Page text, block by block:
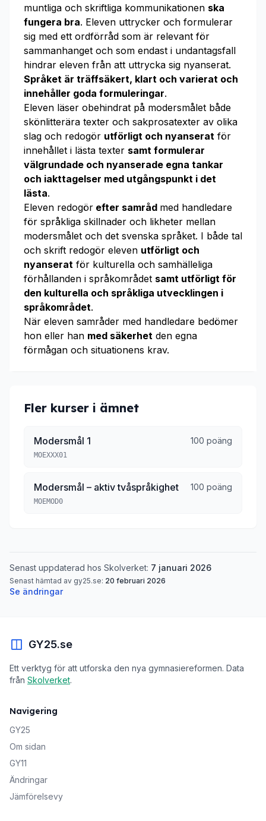
muntliga och skriftliga kommunikationen ska
fungera bra. Eleven uttrycker och formulerar
sig med ett ordförråd som är relevant för
sammanhanget och som endast i undantagsfall
hindrar eleven från att uttrycka sig nyanserat.
Språket är träffsäkert, klart och varierat och
innehåller goda formuleringar.
Eleven läser obehindrat på modersmålet både
skönlitterära texter och sakprosatexter av olika
slag och redogör utförligt och nyanserat för
innehållet i lästa texter samt formulerar
välgrundade och nyanserade egna tankar
och iakttagelser med utgångspunkt i det
lästa.
Eleven redogör efter samråd med handledare
för språkliga skillnader och likheter mellan
modersmålet och det svenska språket. I både tal
och skrift redogör eleven utförligt och
nyanserat för kulturella och samhälleliga
förhållanden i språkområdet samt utförligt för
den kulturella och språkliga utvecklingen i
språkområdet.
När eleven samråder med handledare bedömer
hon eller han med säkerhet den egna
förmågan och situationens krav.
Fler kurser i ämnet
Modersmål 1 100 poäng
MOEXXX01
Modersmål – aktiv tvåspråkighet 100 poäng
MOEMOD0
Senast uppdaterad hos Skolverket: 7 januari 2026
Senast hämtad av gy25.se: 20 februari 2026
Se ändringar
GY25.se
Ett verktyg för att utforska den nya gymnasiereformen. Data
från Skolverket.
Navigering
GY25
Om sidan
GY11
Ändringar
Jämförelsevy